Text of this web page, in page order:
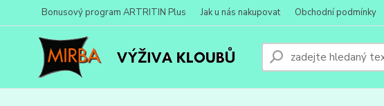
Bonusový program ARTRITIN Plus Jak u nás nakupovat Obchodní podmínky